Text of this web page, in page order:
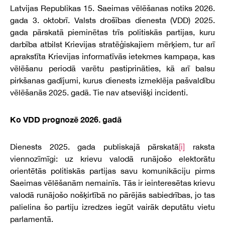
Latvijas Republikas 15. Saeimas vēlēšanas notiks 2026.
gada 3. oktobrī. Valsts drošības dienesta (VDD) 2025.
gada pārskatā pieminētas trīs politiskās partijas, kuru
darbība atbilst Krievijas stratēģiskajiem mērķiem, tur arī
aprakstīta Krievijas informatīvās ietekmes kampaņa, kas
vēlēšanu periodā varētu pastiprināties, kā arī balsu
pirkšanas gadījumi, kurus dienests izmeklēja pašvaldību
vēlēšanās 2025. gadā. Tie nav atsevišķi incidenti.
Ko VDD prognozē 2026. gadā
Dienests 2025. gada publiskajā pārskatā[i]
raksta
viennozīmīgi: uz krievu valodā runājošo elektorātu
orientētās politiskās partijas savu komunikāciju pirms
Saeimas vēlēšanām nemainīs. Tās ir ieinteresētas krievu
valodā runājošo nošķirtībā no pārējās sabiedrības, jo tas
palielina šo partiju izredzes iegūt vairāk deputātu vietu
parlamentā.